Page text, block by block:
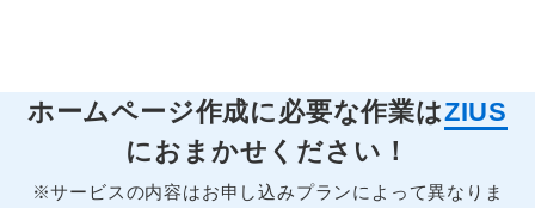
ホームページ作成に必要な作業はZIUS
におまかせください！
※サービスの内容はお申し込みプランによって異なりま